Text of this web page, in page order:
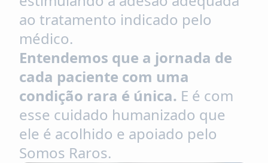
ao tratamento indicado pelo
médico.
Entendemos que a jornada de
cada paciente com uma
condição rara é única. E é com
esse cuidado humanizado que
ele é acolhido e apoiado pelo
Somos Raros.